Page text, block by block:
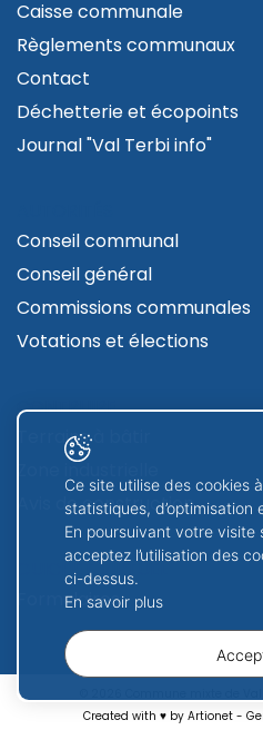
Caisse communale
Règlements communaux
Contact
Déchetterie et écopoints
Journal "Val Terbi info"
Conseil communal
Conseil général
Commissions communales
Votations et élections
CONTRUIRE
Terrains à bâtir
Zone industrielle
Avis de construction
GUICHET VIRTUEL
Formulaires
Created with ♥ by Artionet-
Ce site utilise des cookies
statistiques, d’optimisation
En poursuivant votre visite
acceptez l’utilisation des
ci-dessus.
En savoir plus